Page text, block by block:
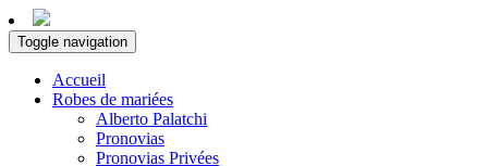
Toggle navigation
Accueil
Robes de mariées
Alberto Palatchi
Pronovias
Pronovias Privées